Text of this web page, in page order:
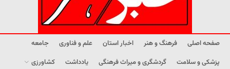
صفحه اصلی فرهنگ و هنر اخبار استان علم و فناوری
جامعه
پزشکی و سلامت
گردشگری و میراث فرهنگی یادداشت
کشاورزی